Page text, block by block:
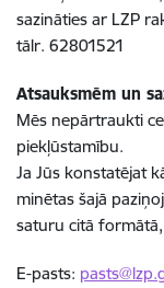
sazināties ar LZP
tālr. 62801521
Atsauksmēm un
Mēs nepārtraukti
piekļūstamību.
Ja Jūs konstatējat
minētas šajā
saturu citā
E-pasts: